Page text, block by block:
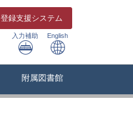
登録支援システム
入力補助 English
附属図書館